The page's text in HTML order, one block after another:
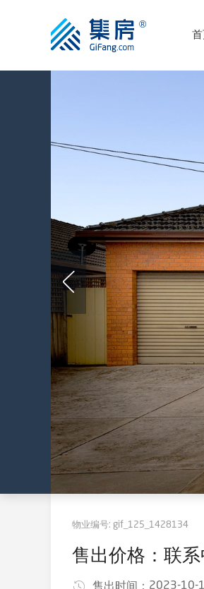
首
物业编号: gif_125_1428134
售出价格：联系
2023-10-